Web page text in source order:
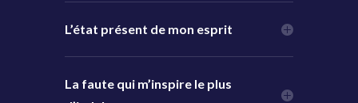
L’état présent de mon esprit
La faute qui m’inspire le plus